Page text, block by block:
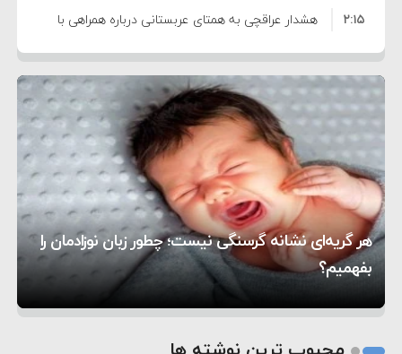
هشدار عراقچی به همتای عربستانی درباره همراهی با
آمریکا
۲:۱۵
مقام ارشد امنیتی: برنامه گسترده‌ای برای پاسخ به
دیوانگی آمریکا داریم
۷:۱۰
ترامپ دستور حملات جدید علیه ایران را صادر کرد
۵:۴۵
سپاه: دو نفتکش متخلف مورد اصابت قرار گرفته و
متوقف شدند
۱۲:۵۹
ترامپ مدعی توافق تاریخی برای خلع سلاح کامل
حماس شد
۸:۵۷
اعتراض عراقچی به همتای بلغارستانی به دلیل کمک
به آمریکا در حملات به ایران
۱۶:۱۹
کشورهایی که به متجاوزان کمک می کنند پاسخ
سختی خواهند گرفت
۱۰:۱۵
سنتکام پایان تجاوز جدید به ایران را اعلام کرد
۶:۰۵
هر گریه‌ای نشانه گرسنگی نیست؛ چطور زبان نوزادمان را
بفهمیم؟
تغذیه پدر می‌تواند بر سلامت نوزاد تأثیر بگذارد
روی دیگر زندگی
2